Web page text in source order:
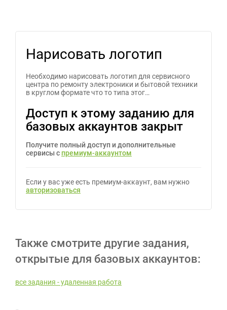
Нарисовать логотип
Необходимо нарисовать логотип для сервисного
центра по ремонту электроники и бытовой техники
в круглом формате что то типа этог…
Доступ к этому заданию для
базовых аккаунтов закрыт
Получите полный доступ и дополнительные
сервисы с премиум-аккаунтом
Если у вас уже есть премиум-аккаунт, вам нужно
авторизоваться
Также смотрите другие задания,
открытые для базовых аккаунтов:
все задания - удаленная работа